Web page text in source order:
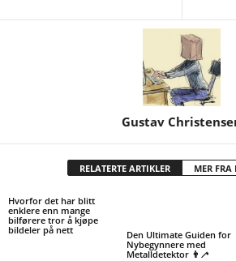
Gustav
RELATERTE ARTIKLER MER FRA
Hvorfor det har blitt
enklere enn mange
bilførere tror å kjøpe
bildeler på nett
Den Ultimate Guiden for
Nybegynnere med
Metalldetektor 👨‍🦯